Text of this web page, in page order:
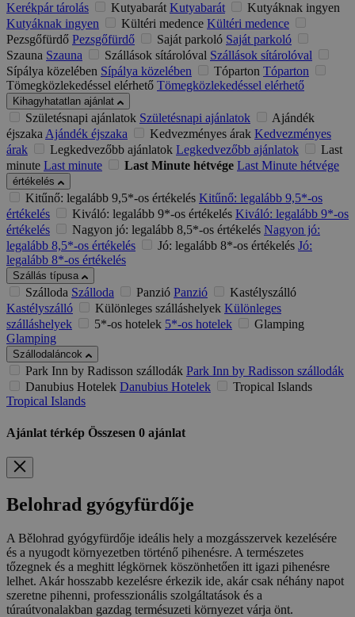
Kerékpár tárolás
Kutyabarát Kutyabarát
Kutyáknak ingyen
Kutyáknak ingyen
Kültéri medence Kültéri medence
Pezsgőfürdő Pezsgőfürdő Saját parkoló Saját parkoló
Szauna Szauna Szállások sítárolóval Szállások sítárolóval
Sípálya közelében Sípálya közelében Tóparton Tóparton
Tömegközlekedéssel elérhető Tömegközlekedéssel elérhető
Kihagyhatatlan ajánlat
Születésnapi ajánlatok Születésnapi ajánlatok
Ajándék
éjszakaAjándék éjszaka Kedvezményes árak Kedvezményes
árak
Legkedvezőbb ajánlatok Legkedvezőbb ajánlatok
Last
minute Last minute Last Minute hétvége Last Minute hétvége
értékelés
Kitűnő: legalább 9,5*-os értékelés Kitűnő: legalább 9,5*-os
értékelés
Kiváló: legalább 9*-os értékelés Kiváló: legalább 9*-os
értékelés
Nagyon jó: legalább 8,5*-os értékelés Nagyon jó:
legalább 8,5*-os értékelés
Jó: legalább 8*-os értékelés Jó:
legalább 8*-os értékelés
Szállás típusa
Szálloda Szálloda Panzió Panzió
Kastélyszálló
Kastélyszálló
Különleges szálláshelyek Különleges
szálláshelyek
5*-os hotelek 5*-os hotelek
Glamping
Glamping
Szállodaláncok
Park Inn by Radisson szállodák Park Inn by Radisson szállodák
Danubius Hotelek Danubius Hotelek
Tropical Islands
Tropical Islands
Ajánlat térkép Összesen 0 ajánlat
Belohrad gyógyfürdője
A Bělohrad gyógyfürdője ideális hely a mozgásszervek kezelésére
és a nyugodt környezetben történő pihenésre. A természetes
tőzegnek és a meghitt légkörnek köszönhetően itt igazi pihenésre
lelhet. Akár hosszabb kezelésre érkezik ide, akár csak néhány napot
szeretne pihenni, professzionális szolgáltatások és a
túraútvonalakban gazdag termésuzeti környezet várja önt.